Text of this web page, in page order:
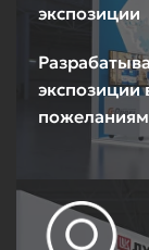
экспозиции
экспозиции